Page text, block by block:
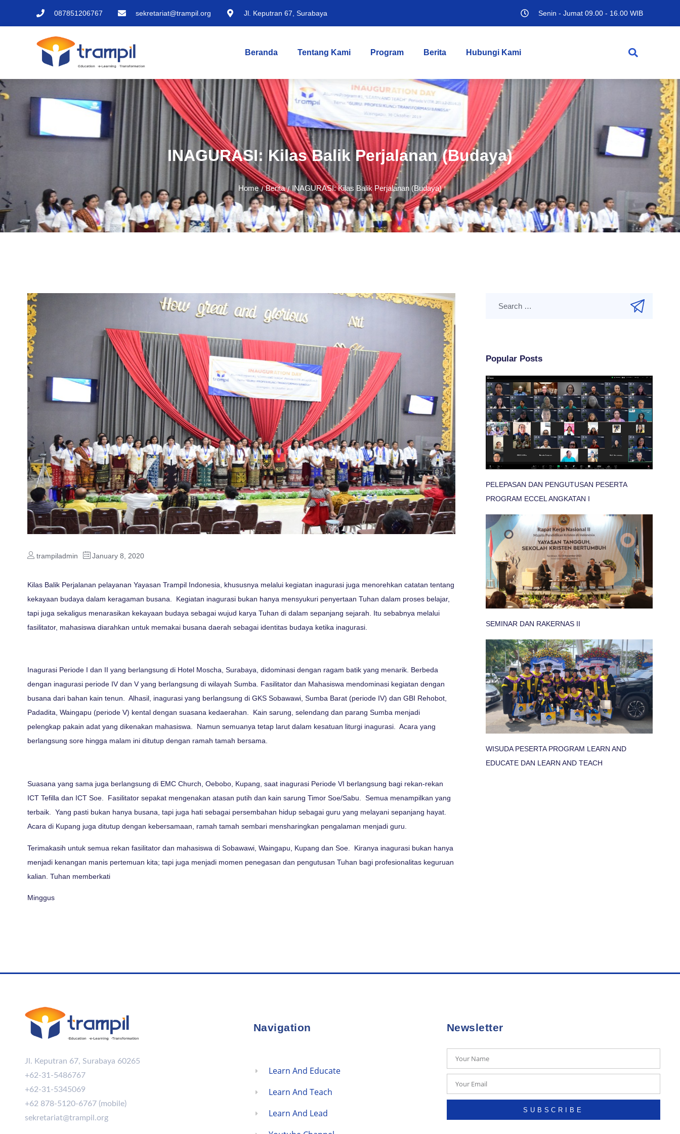
087851206767 sekretariat@trampil.org Jl. Keputran 67, Surabaya Senin - Jumat 09.00 - 16.00 WIB
Beranda Tentang Kami Program Berita Hubungi Kami
INAGURASI: Kilas Balik Perjalanan (Budaya)
Home / Berita / INAGURASI: Kilas Balik Perjalanan (Budaya)
trampiladmin January 8, 2020
Kilas Balik Perjalanan pelayanan Yayasan Trampil Indonesia, khususnya melalui kegiatan inagurasi juga menorehkan catatan tentang
kekayaan budaya dalam keragaman busana. Kegiatan inagurasi bukan hanya mensyukuri penyertaan Tuhan dalam proses belajar,
tapi juga sekaligus menarasikan kekayaan budaya sebagai wujud karya Tuhan di dalam sepanjang sejarah. Itu sebabnya melalui
fasilitator, mahasiswa diarahkan untuk memakai busana daerah sebagai identitas budaya ketika inagurasi.
Inagurasi Periode I dan II yang berlangsung di Hotel Moscha, Surabaya, didominasi dengan ragam batik yang menarik. Berbeda
dengan inagurasi periode IV dan V yang berlangsung di wilayah Sumba. Fasilitator dan Mahasiswa mendominasi kegiatan dengan
busana dari bahan kain tenun. Alhasil, inagurasi yang berlangsung di GKS Sobawawi, Sumba Barat (periode IV) dan GBI Rehobot,
Padadita, Waingapu (periode V) kental dengan suasana kedaerahan. Kain sarung, selendang dan parang Sumba menjadi
pelengkap pakain adat yang dikenakan mahasiswa. Namun semuanya tetap larut dalam kesatuan liturgi inagurasi. Acara yang
berlangsung sore hingga malam ini ditutup dengan ramah tamah bersama.
Suasana yang sama juga berlangsung di EMC Church, Oebobo, Kupang, saat inagurasi Periode VI berlangsung bagi rekan-rekan
ICT Tefilla dan ICT Soe. Fasilitator sepakat mengenakan atasan putih dan kain sarung Timor Soe/Sabu. Semua menampilkan yang
terbaik. Yang pasti bukan hanya busana, tapi juga hati sebagai persembahan hidup sebagai guru yang melayani sepanjang hayat.
Acara di Kupang juga ditutup dengan kebersamaan, ramah tamah sembari mensharingkan pengalaman menjadi guru.
Terimakasih untuk semua rekan fasilitator dan mahasiswa di Sobawawi, Waingapu, Kupang dan Soe. Kiranya inagurasi bukan hanya
menjadi kenangan manis pertemuan kita; tapi juga menjadi momen penegasan dan pengutusan Tuhan bagi profesionalitas keguruan
kalian. Tuhan memberkati
Minggus
Popular Posts
PELEPASAN DAN PENGUTUSAN PESERTA
PROGRAM ECCEL ANGKATAN I
SEMINAR DAN RAKERNAS II
WISUDA PESERTA PROGRAM LEARN AND
EDUCATE DAN LEARN AND TEACH
Jl. Keputran 67, Surabaya 60265
+62-31-5486767
+62-31-5345069
+62 878-5120-6767 (mobile)
sekretariat@trampil.org
Navigation
Learn And Educate
Learn And Teach
Learn And Lead
Newsletter
SUBSCRIBE